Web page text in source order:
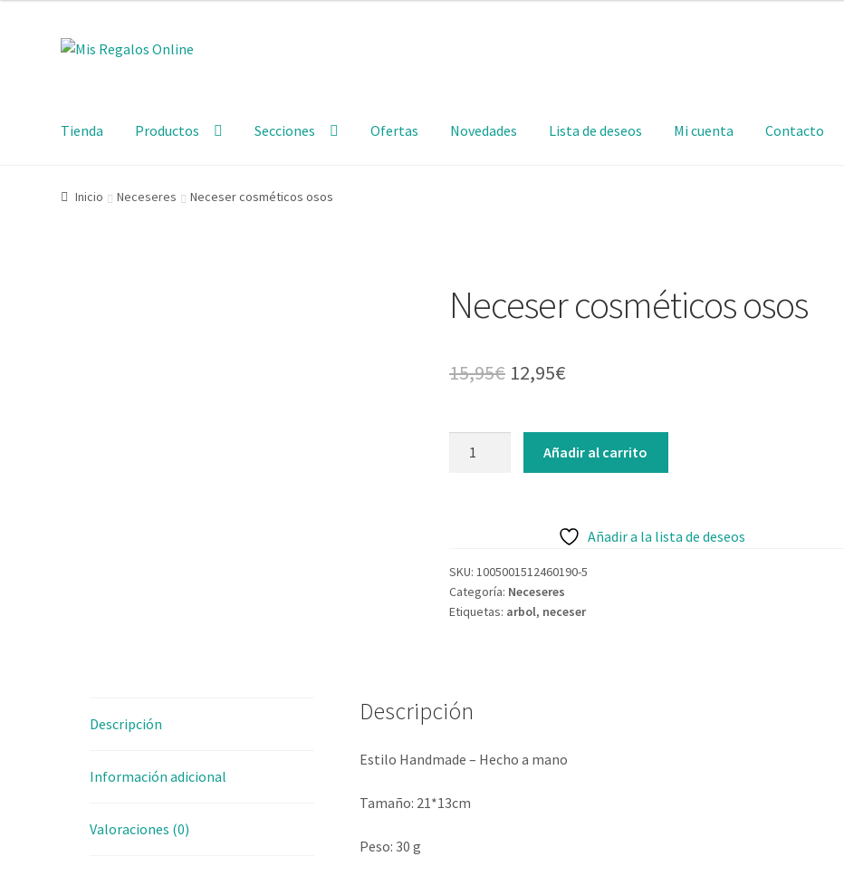
Tienda Productos Secciones Ofertas Novedades Lista de deseos Mi cuenta Contacto
Inicio Neceseres Neceser cosméticos osos
Neceser cosméticos osos
15,95€ 12,95€
Añadir al carrito
Añadir a la lista de deseos
SKU: 1005001512460190-5
Categoría: Neceseres
Etiquetas: arbol, neceser
Descripción
Información adicional
Valoraciones (0)
Descripción
Estilo Handmade – Hecho a mano
Tamaño: 21*13cm
Peso: 30 g